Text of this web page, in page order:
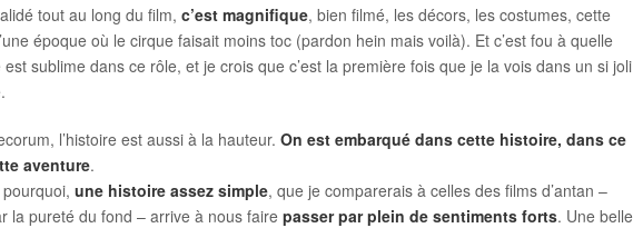
tout au long du film, c’est magnifique, bien filmé, les décors, les costumes, cette
époque où le cirque faisait moins toc (pardon hein mais voilà). Et c’est fou à quelle
sublime dans ce rôle, et je crois que c’est la première fois que je la vois dans un si joli
l’histoire est aussi à la hauteur. On est embarqué dans cette histoire, dans ce
aventure.
une histoire assez simple, que je comparerais à celles des films d’antan –
la pureté du fond – arrive à nous faire passer par plein de sentiments forts. Une belle